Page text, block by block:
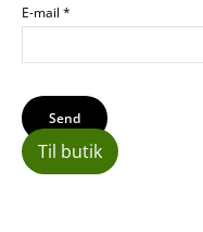
E-mail *
Til butik